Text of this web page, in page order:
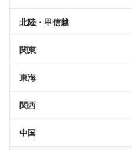
北陸・甲信越
関東
東海
関西
中国